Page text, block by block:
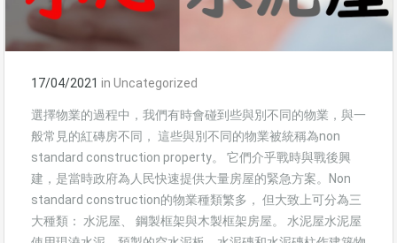
17/04/2021 in Uncategorized
選擇物業的過程中，我們有時會碰到些與別不同的物業，與一
般常見的紅磚房不同， 這些與別不同的物業被統稱為non
standard construction property。 它們介乎戰時與戰後興
建，是當時政府為人民快速提供大量房屋的緊急方案。Non
standard construction的物業種類繁多， 但大致上可分為三
大種類： 水泥屋、 鋼製框架與木製框架房屋。 水泥屋水泥屋